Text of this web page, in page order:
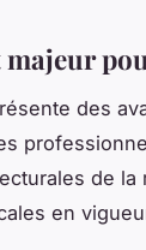
des
de la
en